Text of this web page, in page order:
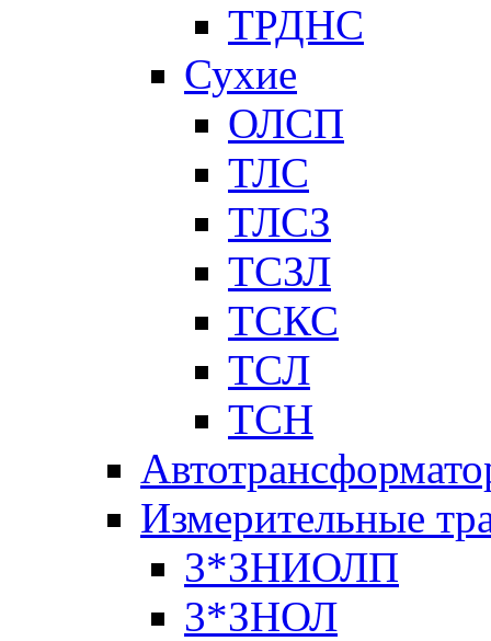
ТРДНС
Сухие
ОЛСП
ТЛС
ТЛСЗ
ТСЗЛ
ТСКС
ТСЛ
ТСН
Измерительные
3*ЗНИОЛП
3*ЗНОЛ